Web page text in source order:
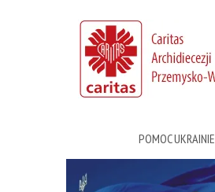
POMOC UKRAINIE